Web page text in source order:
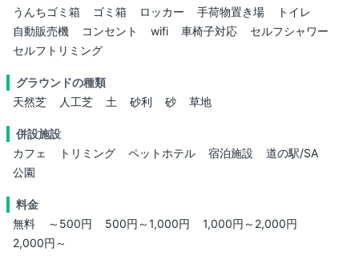
うんちゴミ箱
ゴミ箱 ロッカー 手荷物置き場
トイレ
自動販売機
コンセント wifi 車椅子対応
セルフシャワー
セルフトリミング
グラウンドの種類
天然芝
人工芝 土 砂利 砂 草地
併設施設
カフェ
トリミング ペットホテル 宿泊施設
道の駅/SA
公園
料金
無料
～500円 500円～1,000円
1,000円～2,000円
2,000円～